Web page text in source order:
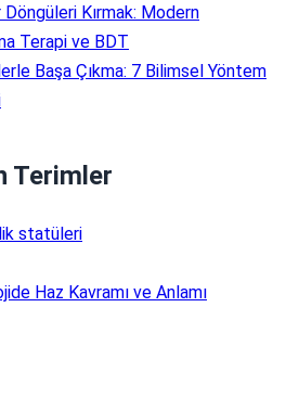
Döngüleri Kırmak: Modern
Terapi ve BDT
Başa Çıkma: 7 Bilimsel Yöntem
Terimler
statüleri
Haz Kavramı ve Anlamı